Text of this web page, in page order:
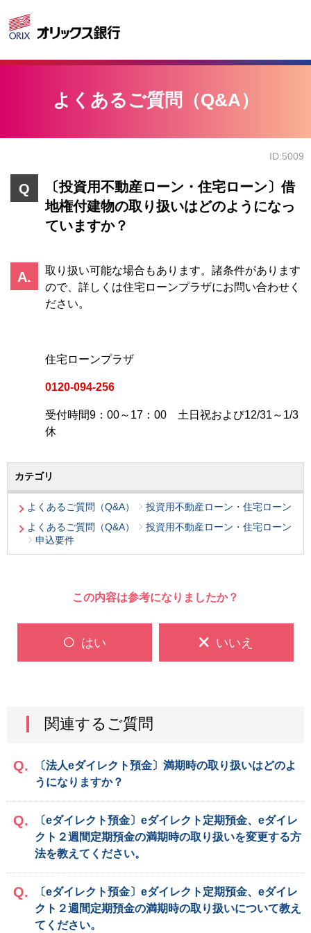
よくあるご質問（Q&A）
ID:5009
〔投資用不動産ローン・住宅ローン〕借
地権付建物の取り扱いはどのようになっ
ていますか？
取り扱い可能な場合もあります。諸条件があります
ので、詳しくは住宅ローンプラザにお問い合わせく
ださい。
住宅ローンプラザ
0120-094-256
受付時間9：00～17：00 土日祝および12/31～1/3
休
カテゴリ
よくあるご質問（Q&A）
投資用不動産ローン・住宅ローン
よくあるご質問（Q&A）
投資用不動産ローン・住宅ローン
申込要件
この内容は参考になりましたか？
はい いいえ
関連するご質問
〔法人eダイレクト預金〕満期時の取り扱いはどのよ
うになりますか？
〔eダイレクト預金〕eダイレクト定期預金、eダイレ
クト２週間定期預金の満期時の取り扱いを変更する方
法を教えてください。
〔eダイレクト預金〕eダイレクト定期預金、eダイレ
クト２週間定期預金の満期時の取り扱いについて教え
てください。